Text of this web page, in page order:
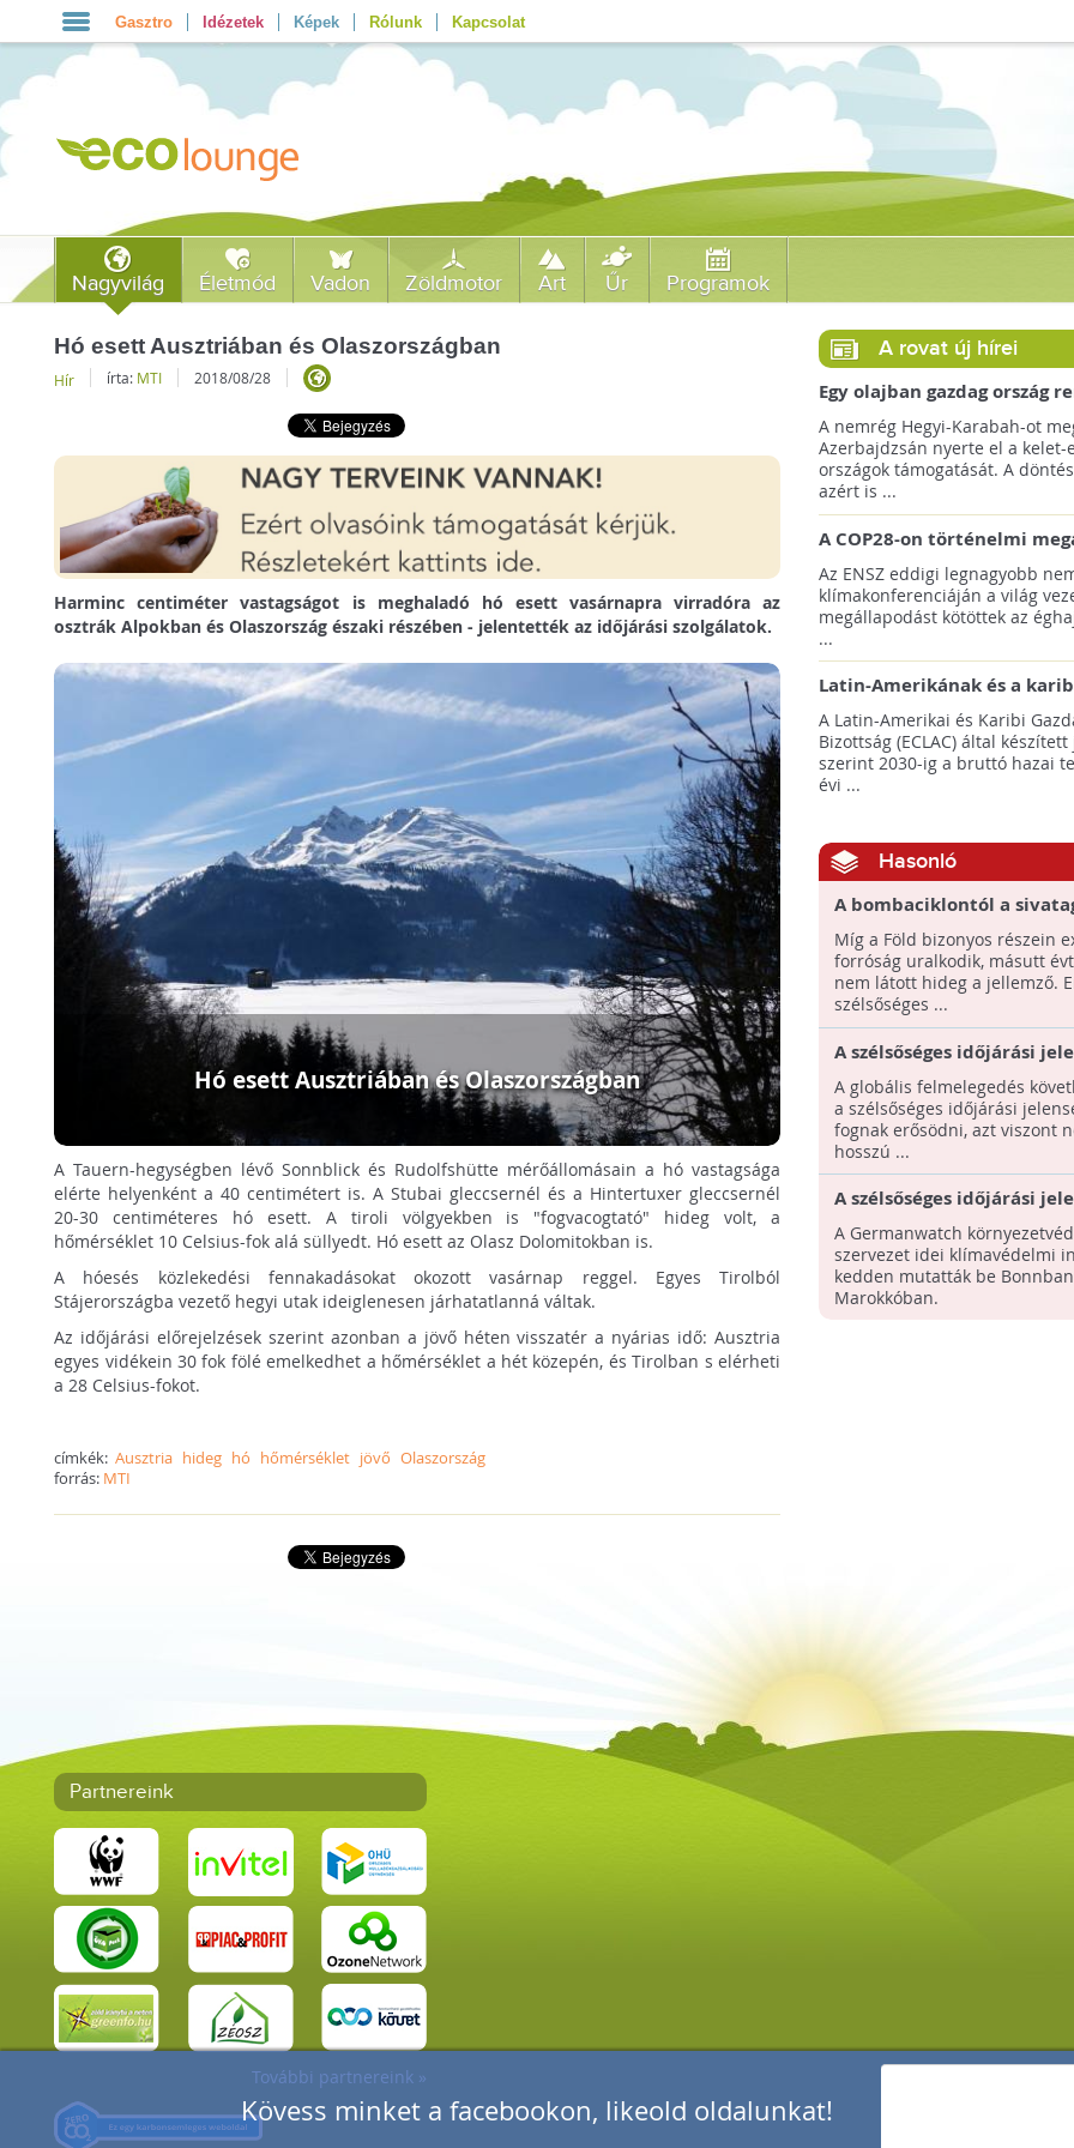
Kövess minket a facebookon, likeold oldalunkat!
Gasztro Idézetek Képek Rólunk Kapcsolat
Nagyvilág Életmód Vadon Zöldmotor Art Űr Programok
Hó esett Ausztriában és Olaszországban
Hír írta: MTI 2018/08/28
Harminc centiméter vastagságot is meghaladó hó esett vasárnapra virradóra az
osztrák Alpokban és Olaszország északi részében - jelentették az időjárási szolgálatok.
Hó esett Ausztriában és Olaszországban
A Tauern-hegységben lévő Sonnblick és Rudolfshütte mérőállomásain a hó vastagsága
elérte helyenként a 40 centimétert is. A Stubai gleccsernél és a Hintertuxer gleccsernél
20-30 centiméteres hó esett. A tiroli völgyekben is "fogvacogtató" hideg volt, a
hőmérséklet 10 Celsius-fok alá süllyedt. Hó esett az Olasz Dolomitokban is.
A hóesés közlekedési fennakadásokat okozott vasárnap reggel. Egyes Tirolból
Stájerországba vezető hegyi utak ideiglenesen járhatatlanná váltak.
Az időjárási előrejelzések szerint azonban a jövő héten visszatér a nyárias idő: Ausztria
egyes vidékein 30 fok fölé emelkedhet a hőmérséklet a hét közepén, és Tirolban s elérheti
a 28 Celsius-fokot.
címkék:Ausztria hideg hó hőmérséklet jövő Olaszország
forrás: MTI
A rovat új hírei
Egy olajban gazdag ország
jövőre a COP29 klímacsúcsot
A nemrég Hegyi-Karabah-ot
Azerbajdzsán nyerte el a kelet-
országok támogatását. A
azért is ...
A COP28-on történelmi
született! - Összefoglaló az
klímacsúcsáról
Az ENSZ eddigi legnagyobb
klímakonferenciáján a világ
megállapodást kötöttek az
...
Latin-Amerikának és a
térségnek növelniük kell
az éghajlatvédelmi célok
A Latin-Amerikai és Karibi
Bizottság (ECLAC) által
szerint 2030-ig a bruttó hazai
évi ...
Hasonló
A bombaciklontól a
havazásig – Soha nem volt
szélsőséges a világ
Míg a Föld bizonyos részein
forróság uralkodik, másutt
nem látott hideg a jellemző.
szélsőséges ...
A szélsőséges időjárási
fel fognak erősödni
A globális felmelegedés
a szélsőséges időjárási
fognak erősödni, azt viszont
hosszú ...
A szélsőséges időjárási
az elmúlt 19 évben több
ezer embert öltek meg és
milliárd eurós kárt
A Germanwatch
szervezet idei klímavédelmi
kedden mutatták be
Marokkóban.
Partnereink
További partnereink »